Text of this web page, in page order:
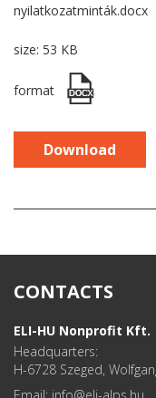
nyilatkozatminták.docx
size: 53 KB
format
Download
CONTACTS
ELI-HU Nonprofit Kft.
Headquarters:
H-6728 Szeged,
Email: info